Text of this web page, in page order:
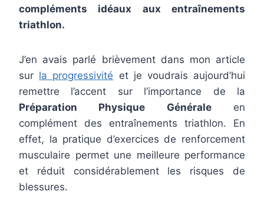
compléments idéaux aux entraînements
triathlon.
J’en avais parlé brièvement dans mon article
sur la progressivité et je voudrais aujourd’hui
remettre l’accent sur l’importance de la
Préparation Physique Généraleen
complément des entraînements triathlon. En
effet, la pratique d’exercices de renforcement
musculaire permet une meilleure performance
et réduit considérablement les risques de
blessures.